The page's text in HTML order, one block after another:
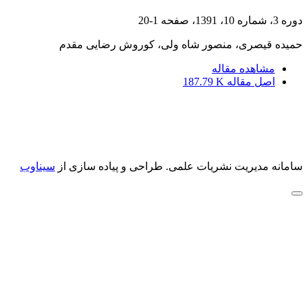
دوره 3، شماره 10، 1391، صفحه 1-20
حمیده قیصری، منصور شاه ولی، کوروش رضایی مقدم
مشاهده مقاله
اصل مقاله 187.79 K
سامانه مدیریت نشریات علمی. طراحی و پیاده سازی از سیناوب